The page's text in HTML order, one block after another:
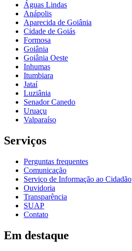
Águas Lindas
Anápolis
Aparecida de Goiânia
Cidade de Goiás
Formosa
Goiânia
Goiânia Oeste
Inhumas
Itumbiara
Jataí
Luziânia
Senador Canedo
Uruaçu
Valparaíso
Serviços
Perguntas frequentes
Comunicação
Serviço de Informação ao Cidadão
Ouvidoria
Transparência
SUAP
Contato
Em destaque